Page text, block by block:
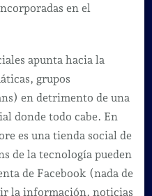
en el
apunta hacia la
grupos
en detrimento de una
donde todo cabe. En
es una tienda social de
de la tecnología pueden
de Facebook (nada de
la información, noticias